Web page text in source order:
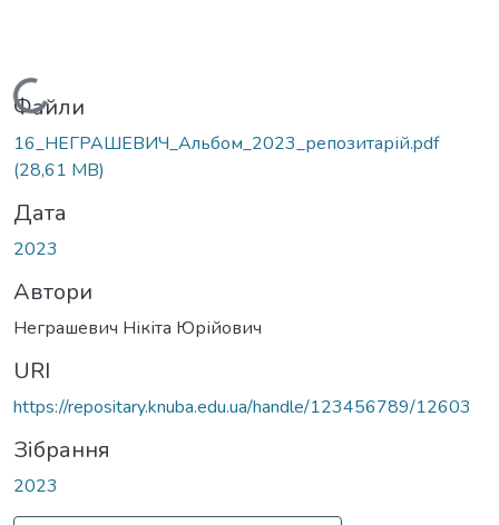
Вантажиться...
Файли
16_НЕГРАШЕВИЧ_Альбом_2023_репозитарій.pdf
(28,61 MB)
Дата
2023
Автори
Неграшевич Нікіта Юрійович
URI
https://repositary.knuba.edu.ua/handle/123456789/12603
Зібрання
2023